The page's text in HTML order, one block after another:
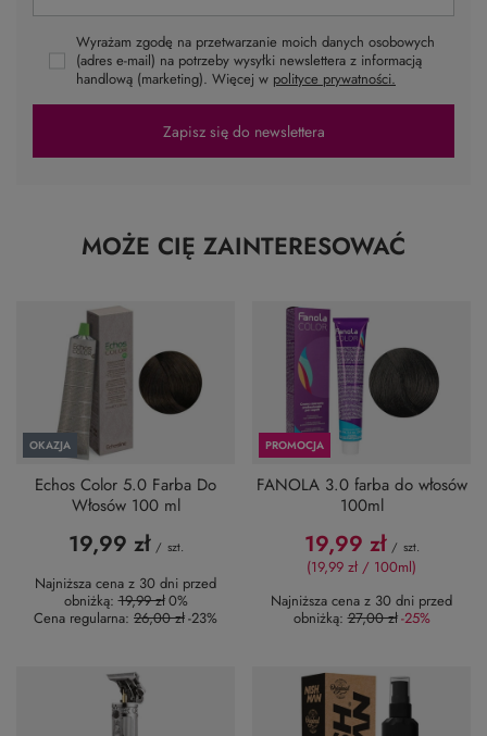
Wyrażam zgodę na przetwarzanie moich danych osobowych
(adres e-mail) na potrzeby wysyłki newslettera z informacją
handlową (marketing). Więcej w polityce prywatności.
Zapisz się do newslettera
MOŻE CIĘ ZAINTERESOWAĆ
OKAZJA
Echos Color 5.0 Farba Do
Włosów 100 ml
19,99 zł / szt.
Najniższa cena z 30 dni przed
obniżką:19,99 zł0%
Cena regularna: 26,00 zł-23%
PROMOCJA
FANOLA 3.0 farba do włosów
100ml
19,99 zł / szt.
(19,99 zł / 100ml)
Najniższa cena z 30 dni przed
obniżką:27,00 zł-25%